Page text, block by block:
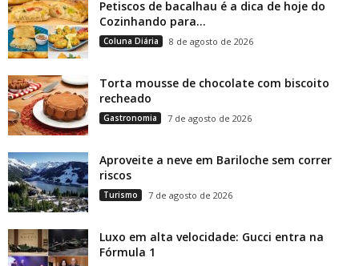
Petiscos de bacalhau é a dica de hoje do
Cozinhando para...
Coluna Diária 8 de agosto de 2026
Torta mousse de chocolate com biscoito
recheado
Gastronomia 7 de agosto de 2026
Aproveite a neve em Bariloche sem correr
riscos
Turismo 7 de agosto de 2026
Luxo em alta velocidade: Gucci entra na
Fórmula 1